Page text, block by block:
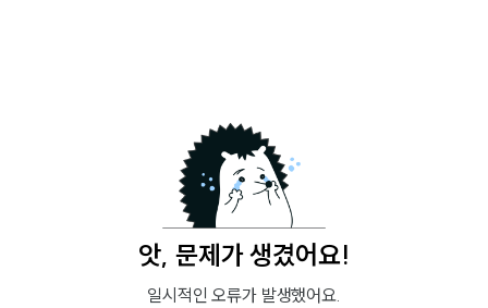
앗, 문제가 생겼어요!
일시적인 오류가 발생했어요.